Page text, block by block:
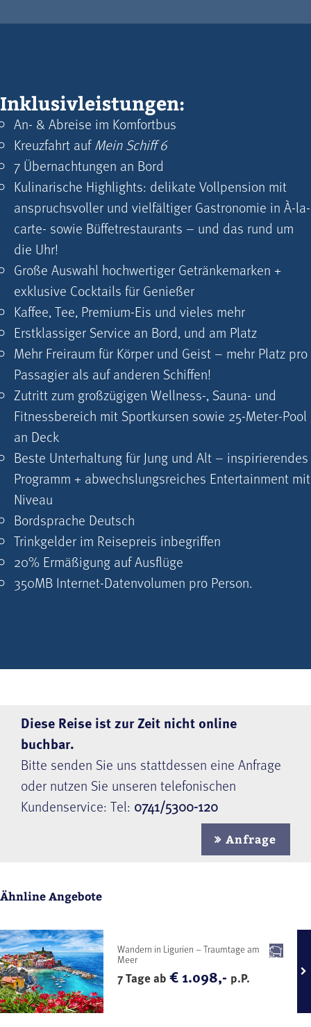
Inklusivleistungen:
An- & Abreise im Komfortbus
Kreuzfahrt aufMein Schiff 6
7 Übernachtungen an Bord
Kulinarische Highlights: delikate Vollpension mit
anspruchsvoller und vielfältiger Gastronomie in À-la-
carte- sowie Büffet­restaurants – und das rund um
die Uhr!
Große Auswahl hochwertiger Getränkemarken +
exklusive Cocktails für Genießer
Kaffee, Tee, Premium-Eis und vieles mehr
Erstklassiger Service an Bord, und am Platz
Mehr Freiraum für Körper und Geist – mehr Platz pro
Passagier als auf anderen Schiffen!
Zutritt zum großzügigen Wellness-, Sauna- und
Fitnessbereich mit Sportkursen sowie 25-Meter-Pool
an Deck
Beste Unterhaltung für Jung und Alt – inspirierendes
Programm + abwechslungsreiches Entertainment mit
Niveau
Bordsprache Deutsch
Trinkgelder im Reisepreis inbegriffen
20% Ermäßigung auf Ausflüge
350MB Internet-Datenvolumen pro Person.
Diese Reise ist zur Zeit nicht online
buchbar.
Bitte senden Sie uns stattdessen eine Anfrage
oder nutzen Sie unseren telefonischen
Kundenservice: Tel: 0741/5300-120
Anfrage
Ähnline Angebote
Wandern in Ligurien – Traumtage am
Meer
7 Tage ab€ 1.098,- p.P.